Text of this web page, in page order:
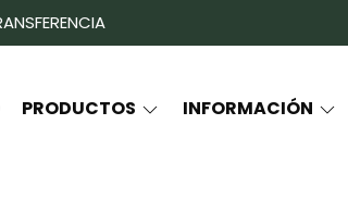
PRODUCTOS INFORMACIÓN